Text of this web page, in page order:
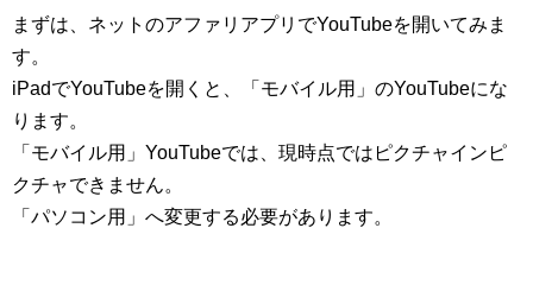
まずは、ネットのアファリアプリでYouTubeを開いてみま
す。
iPadでYouTubeを開くと、「モバイル用」のYouTubeにな
ります。
「モバイル用」YouTubeでは、現時点ではピクチャインピ
クチャできません。
「パソコン用」へ変更する必要があります。